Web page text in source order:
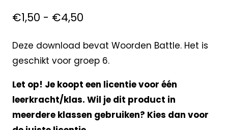
€1,50 - €4,50
Deze download bevat Woorden Battle. Het is
geschikt voor groep 6.
Let op! Je koopt een licentie voor één
leerkracht/klas. Wil je dit product in
meerdere klassen gebruiken? Kies dan voor